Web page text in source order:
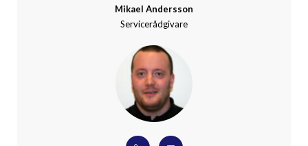
Mikael Andersson
Servicerådgivare